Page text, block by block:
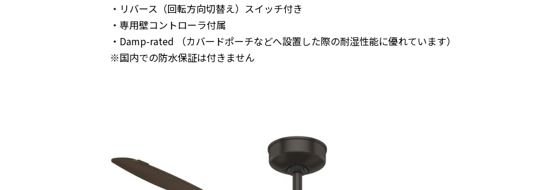
・リバース（回転方向切替え）スイッチ付き
・専用壁コントローラ付属
・Damp-rated （カバードポーチなどへ設置した際の耐湿性能に優れています）
※国内での防水保証は付きません